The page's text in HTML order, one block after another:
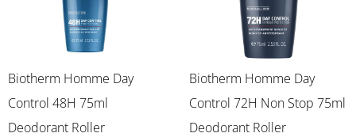
Biotherm Homme Day
Control 48H 75ml
Deodorant Roller
Biotherm Homme Day
Control 72H Non Stop 75ml
Deodorant Roller